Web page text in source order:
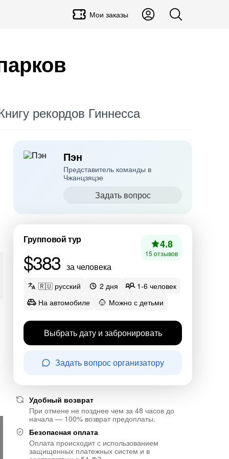
Мои заказы
рекордов Гиннесса
Пэн
Представитель команды в
Чжанцзяцзе
Задать вопрос
Групповой тур
$383 за человека
4.8
15 отзывов
🇷🇺 русский 2 дня
1-6 человек
На автомобиле
Можно с детьми
Выбрать дату и забронировать
Задать вопрос организатору
Удобный возврат
При отмене не позднее чем за 48 часов до
начала — 100% возврат предоплаты.
Безопасная оплата
Оплата происходит с использованием
защищенных платежных систем и в